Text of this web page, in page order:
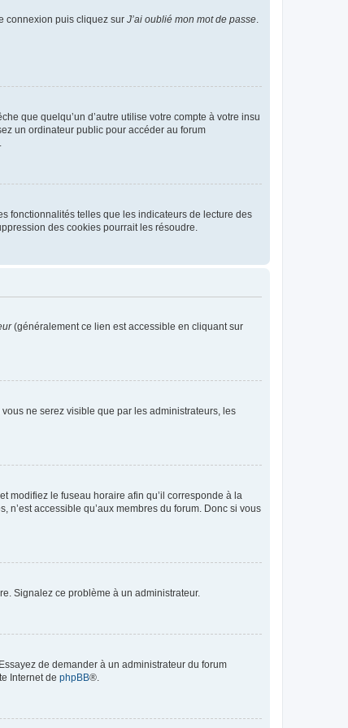
connexion puis cliquez sur J’ai oublié mon mot de passe
que quelqu’un d’autre utilise votre compte à votre insu
un ordinateur public pour accéder au forum
fonctionnalités telles que les indicateurs de lecture des
des cookies pourrait les résoudre.
(généralement ce lien est accessible en cliquant sur
vous ne serez visible que par les administrateurs, les
modifiez le fuseau horaire afin qu’il corresponde à la
accessible qu’aux membres du forum. Donc si vous
Signalez ce problème à un administrateur.
de demander à un administrateur du forum
Internet de phpBB®.